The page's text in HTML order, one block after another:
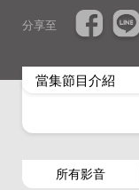
分享至
當集節目介紹
所有影音